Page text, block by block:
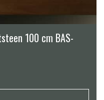
100 cm BAS-